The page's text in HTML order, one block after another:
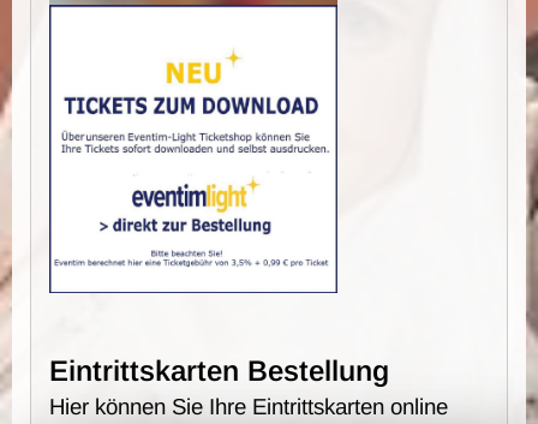
Eintrittskarten Bestellung
Hier können Sie Ihre Eintrittskarten online